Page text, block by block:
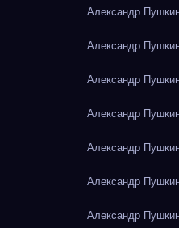
Александр
Александр
Александр
Александр
Александр
Александр
Александр